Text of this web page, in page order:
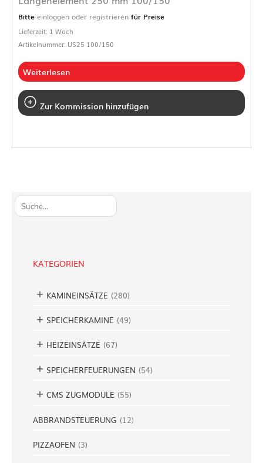
S
u
KATEGORIEN
KAMINEINSÄTZE (280)
SPEICHERKAMINE (49)
HEIZEINSÄTZE (67)
SPEICHERFEUERUNGEN (54)
CMS ZUGMODULE (55)
ABBRANDSTEUERUNG (12)
PIZZAOFEN (3)
Bitte einloggen oder registrieren für Preise
Lieferzeit: 1 Woch
Artikelnummer: US25 100/150
Weiterlesen
Zur Kommission hinzufügen